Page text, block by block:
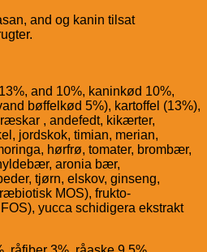
and og kanin tilsat
and 10%, kaninkød 10%,
bøffelkød 5%), kartoffel (13%),
, andefedt, kikærter,
jordskok, timian, merian,
hørfrø, tomater, brombær,
aronia bær,
tjørn, elskov, ginseng,
MOS), frukto-
yucca schidigera ekstrakt